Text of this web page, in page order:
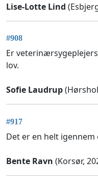
Lise-Lotte Lind
#908
Er
lov.
Sofie Laudrup
#917
Det er en helt igennem
Bente Ravn (Korsør,